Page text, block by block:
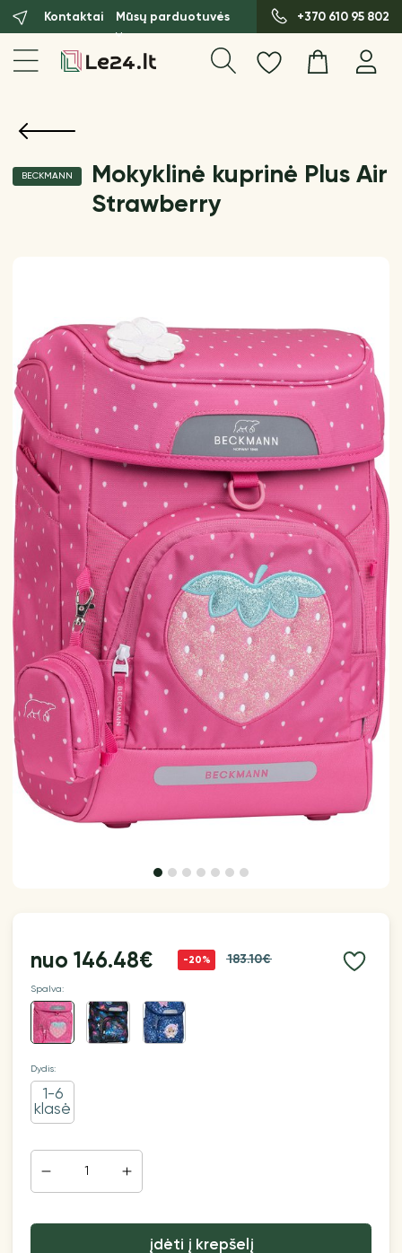
Kontaktai Mūsų parduotuvės +370 610 95 802
BECKMANN
Mokyklinė kuprinė Plus Air
Strawberry
nuo146.48€ -20% 183.10€
Spalva:
Dydis:
1-6
klasė
įdėti į krepšelį